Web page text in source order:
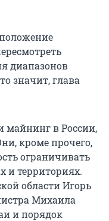
диапазонов
значит, глава
майнинг в России,
кроме прочего,
ограничивать
и территориях.
области Игорь
Михаила
и порядок